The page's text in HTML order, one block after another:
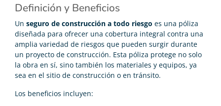
Definición y Beneficios
Un seguro de construcción a todo riesgo es una póliza
diseñada para ofrecer una cobertura integral contra una
amplia variedad de riesgos que pueden surgir durante
un proyecto de construcción. Esta póliza protege no solo
la obra en sí, sino también los materiales y equipos, ya
sea en el sitio de construcción o en tránsito.
Los beneficios incluyen: